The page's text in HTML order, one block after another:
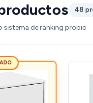
48
sistema de ranking propio